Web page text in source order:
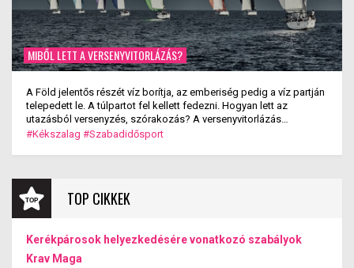
MIBŐL LETT A VERSENYVITORLÁZÁS?
A Föld jelentős részét víz borítja, az emberiség pedig a víz partján
telepedett le. A túlpartot fel kellett fedezni. Hogyan lett az
utazásból versenyzés, szórakozás? A versenyvitorlázás
kialakulása.
#Kékszalag #Szabadidősport
TOP CIKKEK
Kerékpárosok helyezkedésére vonatkozó szabályok
Krav Maga